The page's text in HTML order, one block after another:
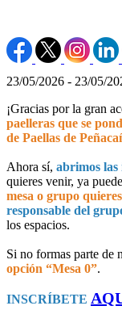
23/05/2026 - 23/05/
¡Gracias por la gran
paelleras que se
de Paellas de
Ahora sí, abrimos las
quieres venir, ya
mesa o grupo
responsable del
los espacios.
Si no formas parte de
opción “Mesa 0”.
INSCRÍBETE